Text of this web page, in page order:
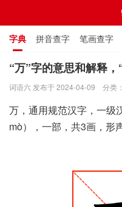
字典 拼音查字 笔画查字
通用规范汉字表 叠字大全
“万”字的意思和解释
词语六 发布于 2024-04-09 分类：
万，通用规范汉字，一级
mò），一部，共3画，形